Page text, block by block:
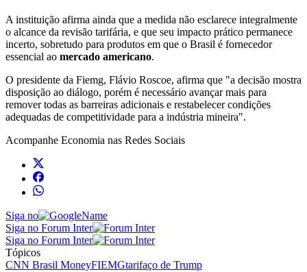
A instituição afirma ainda que a medida não esclarece integralmente
o alcance da revisão tarifária, e que seu impacto prático permanece
incerto, sobretudo para produtos em que o Brasil é fornecedor
essencial ao mercado americano.
O presidente da Fiemg, Flávio Roscoe, afirma que "a decisão mostra
disposição ao diálogo, porém é necessário avançar mais para
remover todas as barreiras adicionais e restabelecer condições
adequadas de competitividade para a indústria mineira".
Acompanhe Economia nas Redes Sociais
Siga no
Siga no Forum Inter
Siga no Forum Inter
Tópicos
CNN Brasil MoneyFIEMGtarifaço de Trump